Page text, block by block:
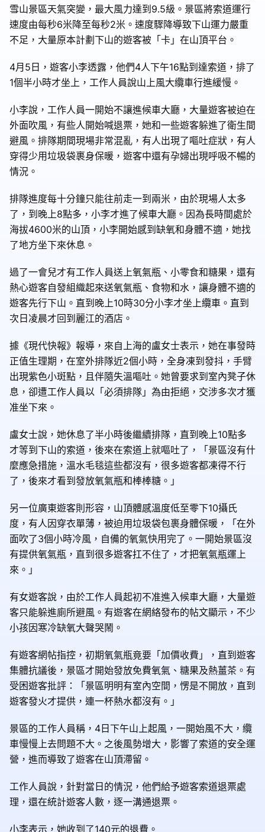
雪山景區天氣突變，最大風力達到9.5級。景區將索道運行
速度由每秒6米降至每秒2米。速度驟降導致下山運力嚴重
不足，大量原本計劃下山的遊客被「卡」在山頂平台。
4月5日，遊客小李透露，他們4人下午16點到達索道，排了
1個半小時才坐上，工作人員說山上風大纜車行進緩慢。
小李說，工作人員一開始不讓進候車大廳，大量遊客被迫在
外面吹風，有些人開始喊退票，她和一些遊客躲進了衛生間
避風。排隊期間現場非常混亂，有人出現了嘔吐症狀，有人
穿得少用垃圾袋裹身保暖，遊客中還有孕婦出現呼吸不暢的
情況。
排隊進度每十分鐘只能往前走一到兩米，由於現場人太多
了，到晚上8點多，小李才進了候車大廳。因為長時間處於
海拔4600米的山頂，小李開始感到缺氧和身體不適，她找
了地方坐下來休息。
過了一會兒才有工作人員送上氧氣瓶、小零食和糖果，還有
熱心遊客自發組織起來送氧氣瓶、食物和水，讓身體不適的
遊客先行下山。直到晚上10時30分小李才坐上纜車。直到
次日凌晨才回到麗江的酒店。
據《現代快報》報導，來自上海的盧女士表示，她在事發時
正值生理期，在室外排隊近2個小時，全身凍到發抖，手臂
出現紫色小斑點，且伴隨失溫嘔吐。她曾要求到室內凳子休
息，卻遭工作人員以「必須排隊」為由拒絕，交涉多次才獲
准坐下來。
盧女士說，她休息了半小時後繼續排隊，直到晚上10點多
才等到下山的索道，後來在索道上就嘔吐了，「景區沒有什
麼應急措施，溫水毛毯這些都沒有，很多遊客都凍得不行
了，後來才看到發放氧氣瓶和棒棒糖。」
另一位廣東遊客則形容，山頂體感溫度低至零下10攝氏
度，有人因穿衣單薄，被迫用垃圾袋包裹身體保暖，「在外
面吹了3個小時冷風，自備的氧氣快用完了。一開始景區沒
有提供氧氣瓶，直到很多遊客扛不住了，才把氧氣瓶運上
來。」
有女遊客說，由於工作人員起初不准進入候車大廳，大量遊
客只能躲進廁所避風。有遊客在網絡發布的帖文顯示，不少
小孩因寒冷缺氧大聲哭鬧。
有遊客網帖指控，初期氧氣瓶竟要「加價收費」，直到遊客
集體抗議後，景區才開始發放免費氧氣、糖果及熱薑茶。有
受困遊客批評：「景區明明有室內空間，愣是不開放，直到
遊客發火才提供，連一杯熱水都沒有。」
景區的工作人員稱，4日下午山上起風，一開始風不大，纜
車慢慢上去問題不大。之後風勢增大，影響了索道的安全運
營，進而導致了遊客在山頂滯留。
工作人員說，針對當日的情況，他們給予遊客索道退票處
理，還在統計遊客人數，逐一溝通退票。
小李表示，她收到了140元的退費。